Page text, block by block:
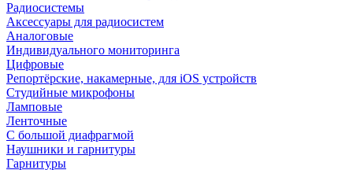
Радиосистемы
Аксессуары для радиосистем
Аналоговые
Индивидуального мониторинга
Цифровые
Репортёрские, накамерные, для iOS устройств
Студийные микрофоны
Ламповые
Ленточные
С большой диафрагмой
Наушники и гарнитуры
Гарнитуры